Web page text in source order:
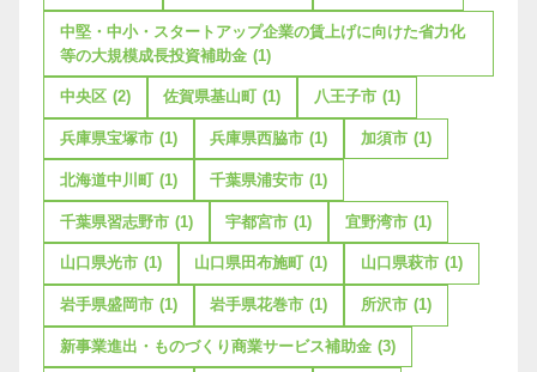
中堅・中小・スタートアップ企業の賃上げに向けた省力化
等の大規模成長投資補助金 (1)
中央区 (2) 佐賀県基山町 (1) 八王子市 (1)
兵庫県宝塚市 (1) 兵庫県西脇市 (1) 加須市 (1)
北海道中川町 (1) 千葉県浦安市 (1)
千葉県習志野市 (1) 宇都宮市 (1) 宜野湾市 (1)
山口県光市 (1) 山口県田布施町 (1) 山口県萩市 (1)
岩手県盛岡市 (1) 岩手県花巻市 (1) 所沢市 (1)
新事業進出・ものづくり商業サービス補助金 (3)